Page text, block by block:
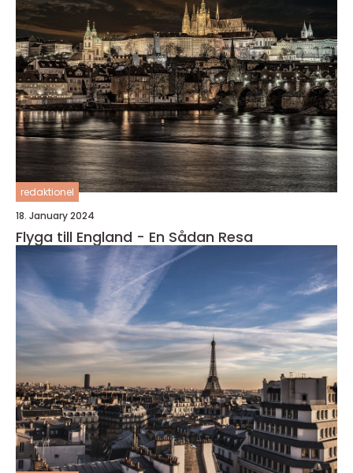
redaktionel
18. January 2024
Flyga till England - En Sådan Resa